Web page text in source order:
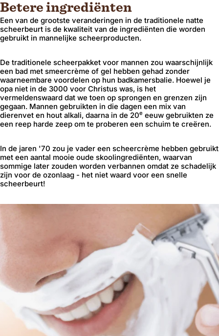
Betere ingrediënten
Een van de grootste veranderingen in de traditionele natte
scheerbeurt is de kwaliteit van de ingrediënten die worden
gebruikt in mannelijke scheerproducten.
De traditionele scheerpakket voor mannen zou waarschijnlijk
een bad met smeercrème of gel hebben gehad zonder
waarneembare voordelen op hun badkamersbalie. Hoewel je
opa niet in de 3000 voor Christus was, is het
vermeldenswaard dat we toen op sprongen en grenzen zijn
gegaan. Mannen gebruikten in die dagen een mix van
dierenvet en hout alkali, daarna in de 20e eeuw gebruikten ze
een reep harde zeep om te proberen een schuim te creëren.
In de jaren '70 zou je vader een scheercrème hebben gebruikt
met een aantal mooie oude skoolingrediënten, waarvan
sommige later zouden worden verbannen omdat ze schadelijk
zijn voor de ozonlaag - het niet waard voor een snelle
scheerbeurt!